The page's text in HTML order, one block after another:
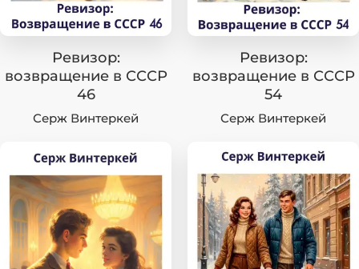
Ревизор:
возвращение в СССР
46
Серж Винтеркей
Ревизор:
возвращение в СССР
54
Серж Винтеркей